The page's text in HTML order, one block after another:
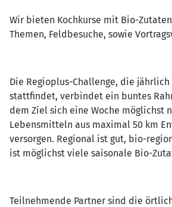
Wir bieten Kochkurse mit Bio-
Themen, Feldbesuche, sowie
Die Regioplus-Challenge, die
stattfindet, verbindet ein buntes
dem Ziel sich eine Woche möglichst
Lebensmitteln aus maximal 50 km
versorgen. Regional ist gut, bio-
ist möglichst viele saisonale Bio-
Teilnehmende Partner sind die